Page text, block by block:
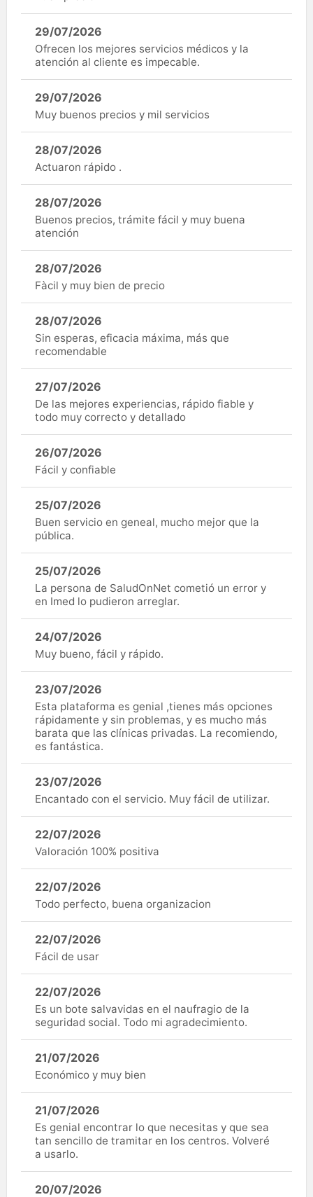
29/07/2026
Ofrecen los mejores servicios médicos y la
atención al cliente es impecable.
29/07/2026
Muy buenos precios y mil servicios
28/07/2026
Actuaron rápido .
28/07/2026
Buenos precios, trámite fácil y muy buena
atención
28/07/2026
Fàcil y muy bien de precio
28/07/2026
Sin esperas, eficacia máxima, más que
recomendable
27/07/2026
De las mejores experiencias, rápido fiable y
todo muy correcto y detallado
26/07/2026
Fácil y confiable
25/07/2026
Buen servicio en geneal, mucho mejor que la
pública.
25/07/2026
La persona de SaludOnNet cometió un error y
en Imed lo pudieron arreglar.
24/07/2026
Muy bueno, fácil y rápido.
23/07/2026
Esta plataforma es genial ,tienes más opciones
rápidamente y sin problemas, y es mucho más
barata que las clínicas privadas. La recomiendo,
es fantástica.
23/07/2026
Encantado con el servicio. Muy fácil de utilizar.
22/07/2026
Valoración 100% positiva
22/07/2026
Todo perfecto, buena organizacion
22/07/2026
Fácil de usar
22/07/2026
Es un bote salvavidas en el naufragio de la
seguridad social. Todo mi agradecimiento.
21/07/2026
Económico y muy bien
21/07/2026
Es genial encontrar lo que necesitas y que sea
tan sencillo de tramitar en los centros. Volveré
a usarlo.
20/07/2026